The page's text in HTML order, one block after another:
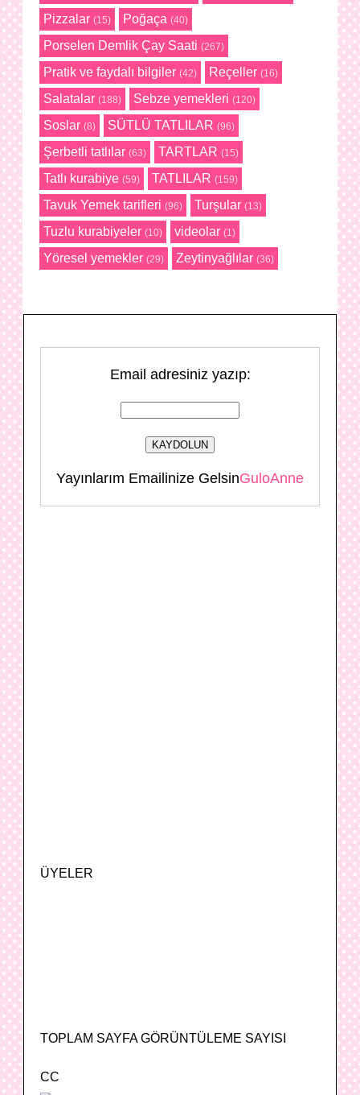
Pizzalar (15) Poğaça (40)
Porselen Demlik Çay Saati (267)
Pratik ve faydalı bilgiler (42) Reçeller (16)
Salatalar (188) Sebze yemekleri (120)
Soslar (8) SÜTLÜ TATLILAR (96)
Şerbetli tatlılar (63) TARTLAR (15)
Tatlı kurabiye (59) TATLILAR (159)
Tavuk Yemek tarifleri (96) Turşular (13)
Tuzlu kurabiyeler (10) videolar (1)
Yöresel yemekler (29) Zeytinyağlılar (36)
Email adresiniz yazıp:
Yayınlarım Emailinize GelsinGuloAnne
ÜYELER
TOPLAM SAYFA GÖRÜNTÜLEME SAYISI
CC